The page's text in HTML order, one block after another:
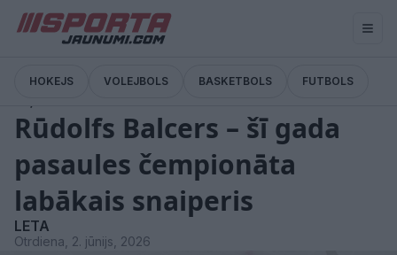
HOKEJS VOLEJBOLS BASKETBOLS FUTBOLS
Rūdolfs Balcers – šī gada
pasaules čempionāta
labākais snaiperis
LETA
Otrdiena, 2. jūnijs, 2026